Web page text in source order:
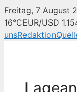
Freitag, 7 August
16°CEUR/USD
unsRedaktion